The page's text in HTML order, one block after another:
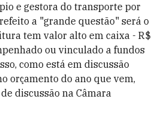
e gestora do transporte por
a "grande questão" será o
tem valor alto em caixa - R$
ou vinculado a fundos
como está em discussão
orçamento do ano que vem,
discussão na Câmara